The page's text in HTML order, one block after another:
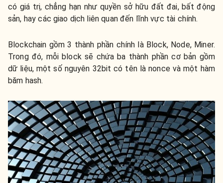
có giá trị, chẳng hạn như quyền sở hữu đất đai, bất động
sản, hay các giao dịch liên quan đến lĩnh vực tài chính.
Blockchain gồm 3 thành phần chính là Block, Node, Miner.
Trong đó, mỗi block sẽ chứa ba thành phần cơ bản gồm
dữ liệu, một số nguyên 32bit có tên là nonce và một hàm
băm hash.